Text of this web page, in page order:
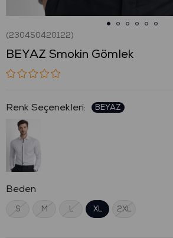
(2304S0420122)
BEYAZ Smokin Gömlek
:
Beden
S M L XL 2XL